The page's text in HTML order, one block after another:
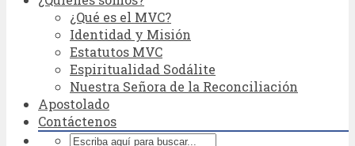
¿Qué es el MVC?
Identidad y Misión
Estatutos MVC
Espiritualidad Sodálite
Nuestra Señora de la Reconciliación
Apostolado
Contáctenos